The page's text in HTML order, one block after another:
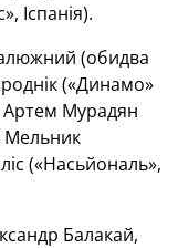
Іспанія).
(обидва
(«Динамо»
Артем Мурадян
Мельник
(«Насьйональ»,
Балакай,